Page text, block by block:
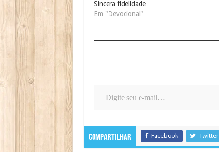
Sincera fidelidade
Em "Devocional"
Digite seu e-mail…
Compartilhar Facebook Twitter